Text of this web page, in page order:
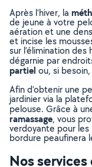
Après l’hiver, la
de jeune à votre
aération et une
et incise les
sur l’élimination
dégarnie par
partiel ou, si
Afin d’obtenir une
jardinier via la
pelouse. Grâce à
ramassage, vous
verdoyante pour les
bordure peaufinera
Nos